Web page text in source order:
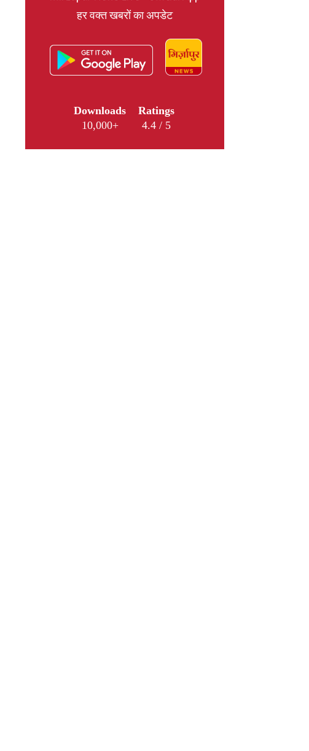
हर वक्त खबरों का अपडेट
Downloads
10,000+
Ratings
4.4 / 5